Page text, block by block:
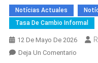
Notícias Actuales
Tasa De Cambio Informal
12 De Mayo De 2026
Deja Un ComentarioEn